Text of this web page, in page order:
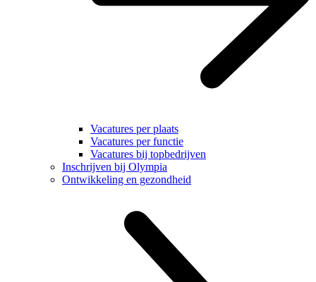
Vacatures per plaats
Vacatures per functie
Vacatures bij topbedrijven
Inschrijven bij Olympia
Ontwikkeling en gezondheid